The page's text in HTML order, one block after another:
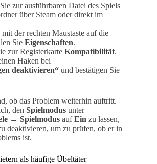
zur ausführbaren Datei des Spiels
über Steam oder direkt im
der rechten Maustaste auf die
Sie Eigenschaften.
zur Registerkarte Kompatibilität.
Haken bei
deaktivieren“ und bestätigen Sie
ob das Problem weiterhin auftritt.
den Spielmodus unter
→ Spielmodus aufEin zu lassen,
deaktivieren, um zu prüfen, ob er in
ist.
als häufige Übeltäter